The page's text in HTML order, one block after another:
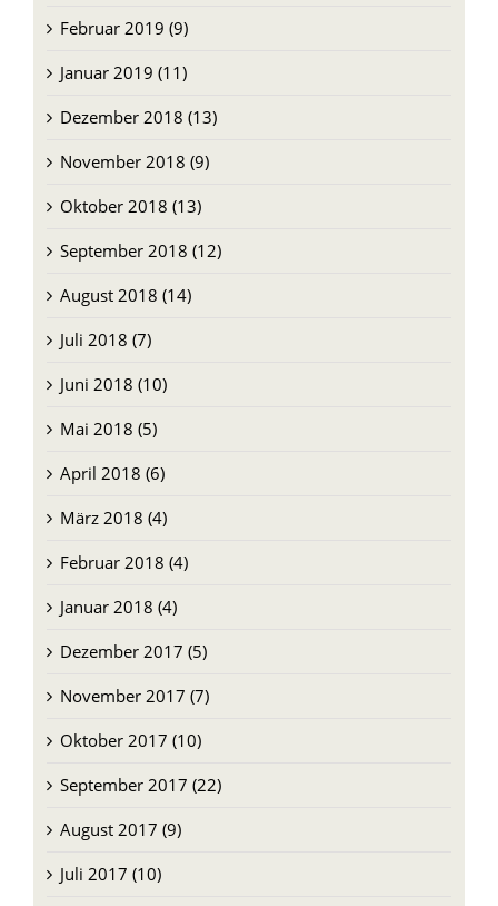
Februar 2019 (9)
Januar 2019 (11)
Dezember 2018 (13)
November 2018 (9)
Oktober 2018 (13)
September 2018 (12)
August 2018 (14)
Juli 2018 (7)
Juni 2018 (10)
Mai 2018 (5)
April 2018 (6)
März 2018 (4)
Februar 2018 (4)
Januar 2018 (4)
Dezember 2017 (5)
November 2017 (7)
Oktober 2017 (10)
September 2017 (22)
August 2017 (9)
Juli 2017 (10)